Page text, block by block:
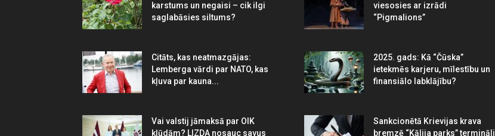
karstums un negaisi – cik ilgi
saglabāsies siltums?
Citāts, kas neatmazgājas:
Lemberga vārdi par NATO, kas
kļuva par kauna...
Vai valstij jāmaksā par OIK
kļūdām? LIZDA nosauc savus
viesosies ar izrādi
“Pigmalions”
2025. gads: Kā “Čūska”
ietekmēs karjeru, mīlestību un
finansiālo labklājību?
Sankcionētā Krievijas krava
bremzē “Kālija parks” termināli